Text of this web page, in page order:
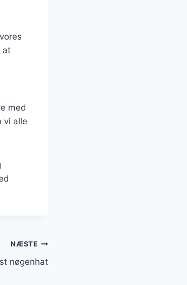
at
med
vi alle
NÆSTE
nøgenhat